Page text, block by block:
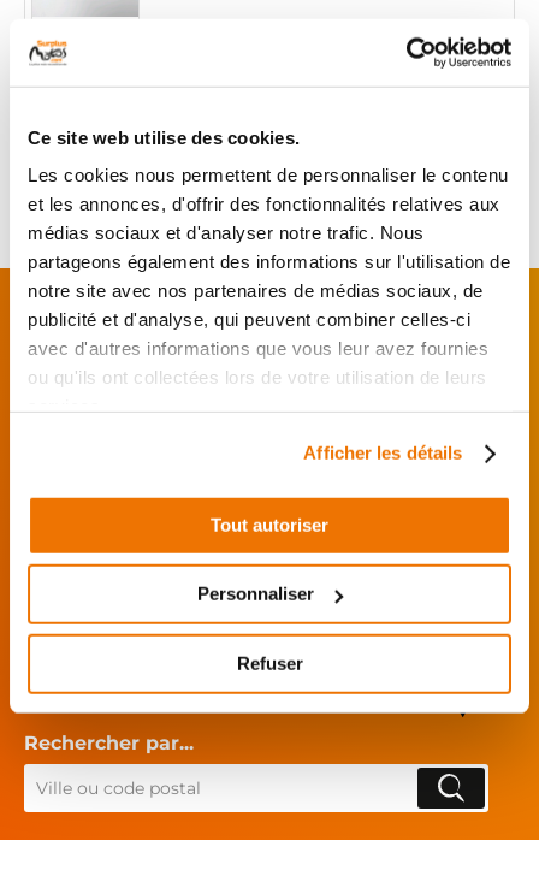
Ce site web utilise des cookies.
Les cookies nous permettent de personnaliser le contenu
et les annonces, d'offrir des fonctionnalités relatives aux
médias sociaux et d'analyser notre trafic. Nous
partageons également des informations sur l'utilisation de
notre site avec nos partenaires de médias sociaux, de
publicité et d'analyse, qui peuvent combiner celles-ci
avec d'autres informations que vous leur avez fournies
ou qu'ils ont collectées lors de votre utilisation de leurs
Afficher les détails
Tout autoriser
Personnaliser
Refuser
+ de photos
YAMAHA MT-09 900 900
19,90 € TTC
en stock
Ajouter au panier
FAITES MONTER VOTRE PIÈCE !
De l’achat depièces motosd’occasion garanties
jusqu'à la révision complète de votremoto,
Je choisis mon réparateur et me
présente au garage.
J’effectue ma
du réparateur.
Mes pièces sont livrées et
montées chez le partenaire.
Rechercher par...